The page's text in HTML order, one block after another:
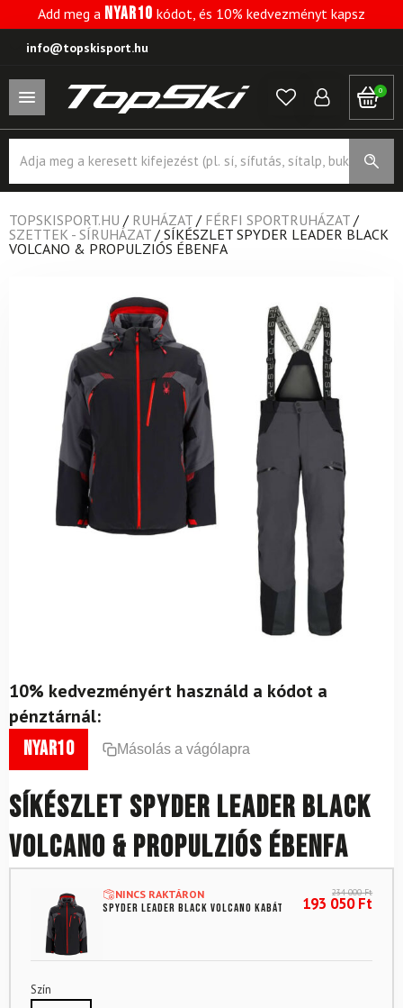
Add meg a NYAR10 kódot, és 10% kedvezményt kapsz
info@topskisport.hu
0
search
TOPSKISPORT.HU / RUHÁZAT / FÉRFI SPORTRUHÁZAT /
SZETTEK - SÍRUHÁZAT / SÍKÉSZLET SPYDER LEADER BLACK
VOLCANO & PROPULZIÓS ÉBENFA
10% kedvezményért használd a kódot a
pénztárnál:
nyar10 Másolás a vágólapra
Síkészlet SPYDER Leader Black
Volcano & Propulziós ébenfa
NINCS RAKTÁRON
SPYDER Leader Black Volcano kabát
234 000Ft
193 050Ft
Szín